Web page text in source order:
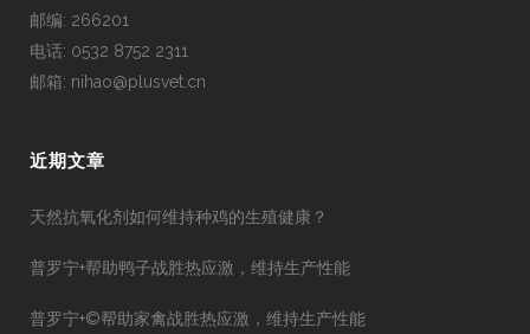
邮编: 266201
电话: 0532 8752 2311
邮箱: nihao@plusvet.cn
近期文章
天然抗氧化剂如何维持种鸡的生殖健康？
普罗宁+帮助鸭子战胜热应激，维持生产性能
普罗宁+©帮助家禽战胜热应激，维持生产性能